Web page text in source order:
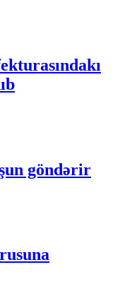
göndərir